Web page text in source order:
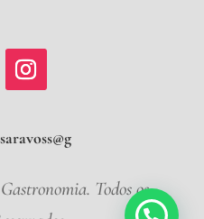
jussarav
Todos os